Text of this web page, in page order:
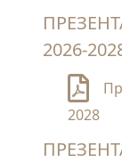
2026-
2028